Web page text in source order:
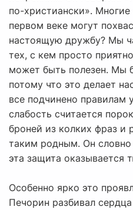
по-христиански». Многие
первом веке могут
настоящую дружбу? Мы
тех, с кем просто
может быть полезен. Мы
потому что это делает
все подчинено правилам
слабость считается
броней из колких фраз и
таким родным. Он
эта защита оказывается
Особенно ярко это
Печорин разбивал